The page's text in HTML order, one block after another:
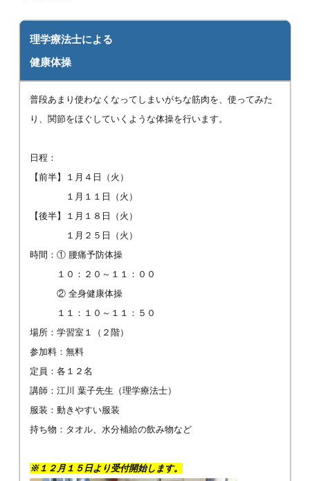
理学療法士による
健康体操
普段あまり使わなくなってしまいがちな筋肉を、使ってみた
り、関節をほぐしていくような体操を行います。
日程：
【前半】１月４日（火）
１月１１日（火）
【後半】１月１８日（火）
１月２５日（火）
時間：① 腰痛予防体操
１０：２０～１１：００
② 全身健康体操
１１：１０～１１：５０
場所：学習室１（２階）
参加料：無料
定員：各１２名
講師：江川 葉子先生（理学療法士）
服装：動きやすい服装
持ち物：タオル、水分補給の飲み物など
※１２月１５日より受付開始します。